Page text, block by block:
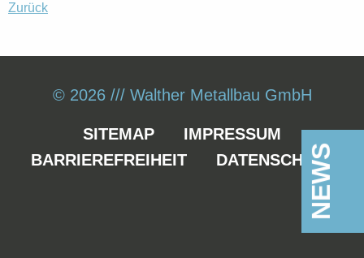
Zurück
© 2026 /// Walther Metallbau GmbH
SITEMAP
IMPRESSUM
BARRIEREFREIHEIT
DATENSCHUTZ
NEWS